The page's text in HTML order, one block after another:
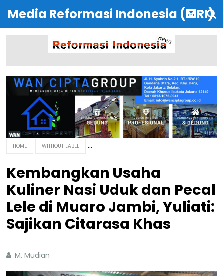
Media Reformasi Indonesia (MRI)
HOME WITHOUT LABEL
Kembangkan Usaha
Kuliner Nasi Uduk dan Pecal
Lele di Muaro Jambi, Yuliati:
Sajikan Citarasa Khas
M. Mudian